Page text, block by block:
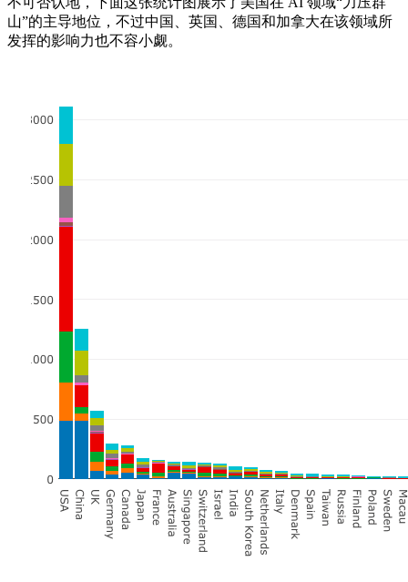
山”的主导地位，不过中国、英国、德国和加拿大在该领域所
发挥的影响力也不容小觑。